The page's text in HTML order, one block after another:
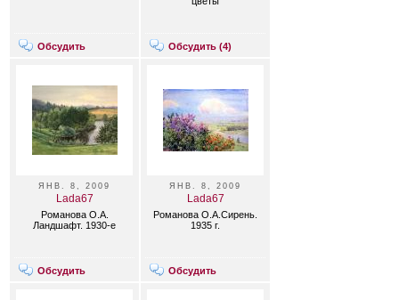
Обсудить Обсудить (4)
ЯНВ. 8, 2009
Lada67
Романова О.А.
Ландшафт. 1930-е
Обсудить
ЯНВ. 8, 2009
Lada67
Романова О.А.Сирень.
1935 г.
Обсудить